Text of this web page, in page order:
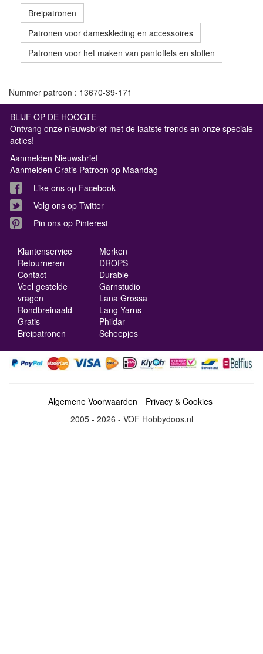
Breipatronen
Patronen voor dameskleding en accessoires
Patronen voor het maken van pantoffels en sloffen
Nummer patroon : 13670-39-171
BLIJF OP DE HOOGTE
Ontvang onze nieuwsbrief met de laatste trends en onze speciale
acties!
Aanmelden Nieuwsbrief
Aanmelden Gratis Patroon op Maandag
Like ons op Facebook
Volg ons op Twitter
Pin ons op Pinterest
Klantenservice
Retourneren
Contact
Veel gestelde
vragen
Rondbreinaald
Gratis
Breipatronen
Merken
DROPS
Durable
Garnstudio
Lana Grossa
Lang Yarns
Phildar
Scheepjes
Algemene Voorwaarden
Privacy & Cookies
2005 - 2026 - VOF Hobbydoos.nl